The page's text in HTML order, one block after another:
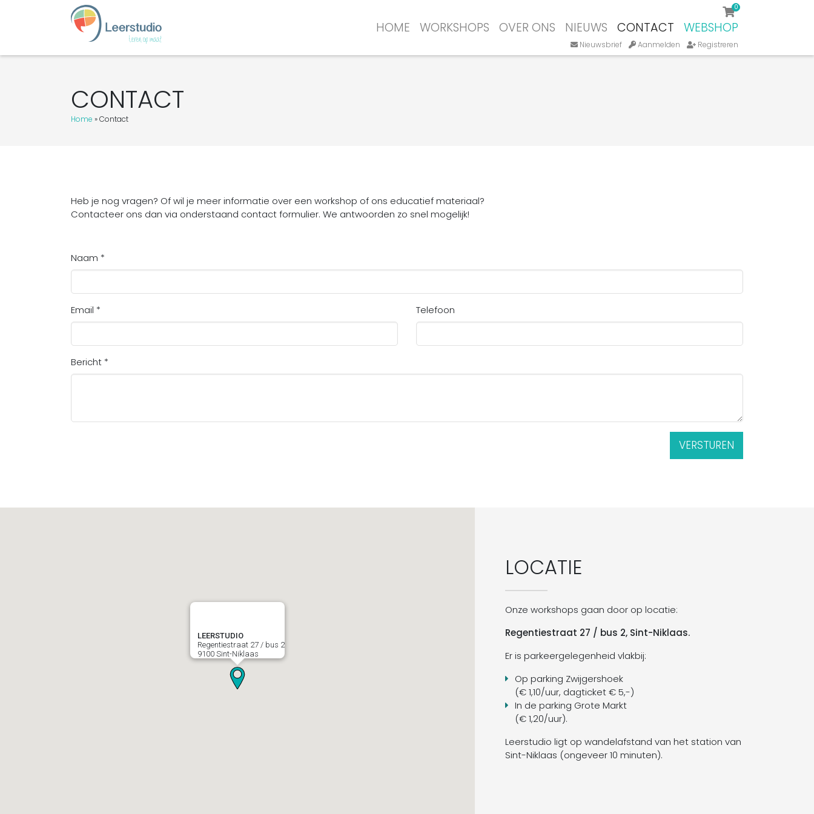
HOME WORKSHOPS OVER ONS NIEUWS CONTACT WEBSHOP
0
Nieuwsbrief Aanmelden Registreren
CONTACT
Home »Contact
Heb je nog vragen? Of wil je meer informatie over een workshop of ons educatief materiaal?
Contacteer ons dan via onderstaand contact formulier. We antwoorden zo snel mogelijk!
Naam *
Email * Telefoon
Bericht *
LEERSTUDIO
Regentiestraat 27 / bus 2
9100 Sint-Niklaas
LOCATIE
Onze workshops gaan door op locatie:
Regentiestraat 27 / bus 2, Sint-Niklaas.
Er is parkeergelegenheid vlakbij:
Op parking Zwijgershoek
(€ 1,10/uur, dagticket € 5,-)
In de parking Grote Markt
(€ 1,20/uur).
Leerstudio ligt op wandelafstand van het station van
Sint-Niklaas (ongeveer 10 minuten).